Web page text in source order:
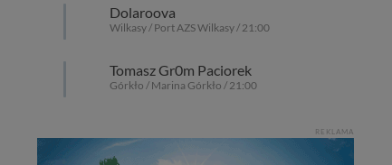
Dolaroova
Wilkasy / Port AZS Wilkasy / 21:00
Tomasz Gr0m Paciorek
Górkło / Marina Górkło / 21:00
REKLAMA